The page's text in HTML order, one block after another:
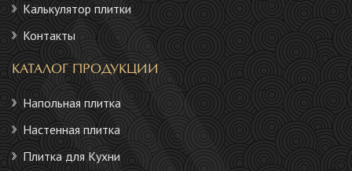
Калькулятор плитки
Контакты
КАТАЛОГ ПРОДУКЦИИ
Напольная плитка
Настенная плитка
Плитка для Кухни